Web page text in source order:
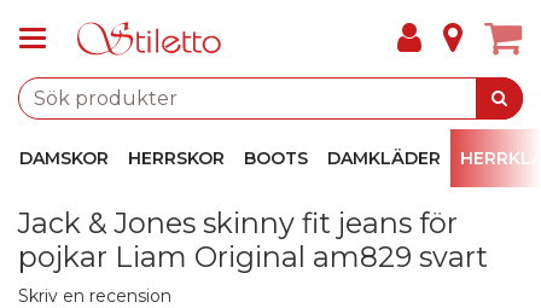
DAMSKOR HERRSKOR BOOTS DAMKLÄDER
Jack & Jones skinny fit jeans för
pojkar Liam Original am829 svart
Skriv en recension